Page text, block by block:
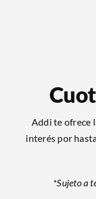
Addi te ofrece
interés por
*Sujeto a